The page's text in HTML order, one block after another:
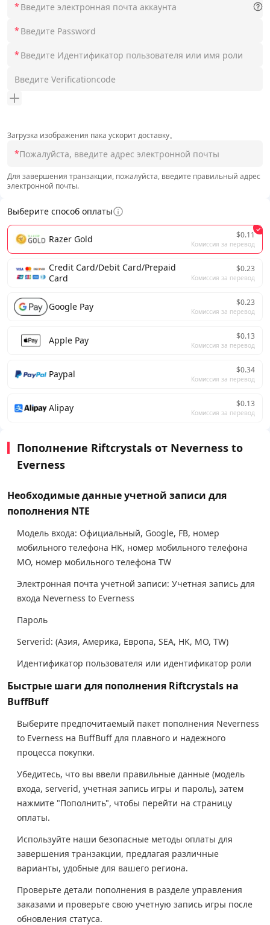
*
*
*
Загрузка изображения пака ускорит доставку。
*
Для завершения транзакции, пожалуйста, введите правильный адрес
электронной почты.
Выберите способ оплаты
Razer Gold $0.11
Комиссия за перевод
Credit Card/Debit Card/Prepaid
Card
$0.23
Комиссия за перевод
Google Pay $0.23
Комиссия за перевод
Apple Pay $0.13
Комиссия за перевод
Paypal $0.34
Комиссия за перевод
Alipay $0.13
Комиссия за перевод
Пополнение Riftcrystals от Neverness to
Everness
Необходимые данные учетной записи для
пополнения NTE
Модель входа: Официальный, Google, FB, номер
мобильного телефона HK, номер мобильного телефона
MO, номер мобильного телефона TW
Электронная почта учетной записи: Учетная запись для
входа Neverness to Everness
Пароль
Serverid: (Азия, Америка, Европа, SEA, HK, MO, TW)
Идентификатор пользователя или идентификатор роли
Быстрые шаги для пополнения Riftcrystals на
BuffBuff
Выберите предпочитаемый пакет пополнения Neverness
to Everness на BuffBuff для плавного и надежного
процесса покупки.
Убедитесь, что вы ввели правильные данные (модель
входа, serverid, учетная запись игры и пароль), затем
нажмите "Пополнить", чтобы перейти на страницу
оплаты.
Используйте наши безопасные методы оплаты для
завершения транзакции, предлагая различные
варианты, удобные для вашего региона.
Проверьте детали пополнения в разделе управления
заказами и проверьте свою учетную запись игры после
обновления статуса.